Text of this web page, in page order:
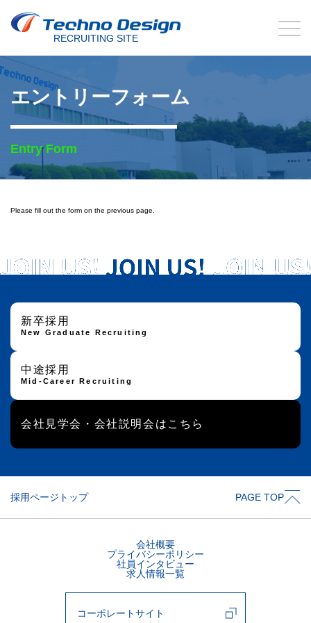
RECRUITING SITE
エントリーフォーム
Entry Form
Please fill out the form on the previous page.
新卒採用
New Graduate Recruiting
中途採用
Mid-Career Recruiting
会社見学会・会社説明会はこちら
採用ページトップ PAGE TOP
会社概要
プライバシーポリシー
社員インタビュー
求人情報一覧
コーポレートサイト